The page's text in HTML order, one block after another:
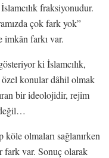
fraksiyonudur.
çok fark yok”
imkân farkı var.
ki İslamcılık,
özel konular dâhil olmak
bir ideolojidir, rejim
köle olmaları sağlanırken
fark var. Sonuç olarak